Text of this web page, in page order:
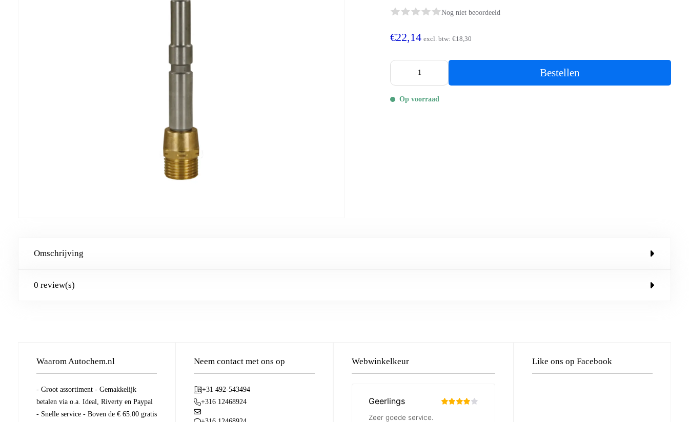
Nog niet beoordeeld
€22,14 excl. btw:€18,30
Bestellen
Op voorraad
Omschrijving
0 review(s)
Waarom Autochem.nl
- Groot assortiment - Gemakkelijk
betalen via o.a. Ideal, Riverty en Paypal
- Snelle service - Boven de € 65.00 gratis
Neem contact met ons op
+31 492-543494
+316 12468924
Webwinkelkeur Like ons op Facebook